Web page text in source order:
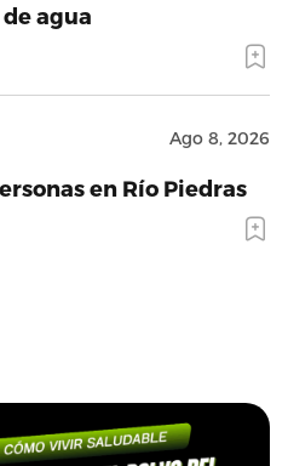
agua
Ago 8, 2026
en Río Piedras